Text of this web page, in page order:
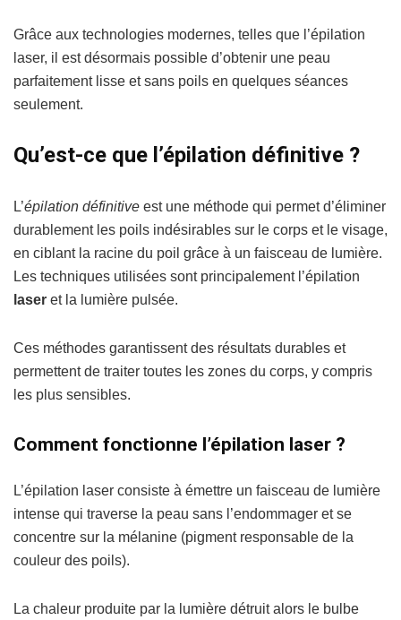
Grâce aux technologies modernes, telles que l’épilation
laser, il est désormais possible d’obtenir une peau
parfaitement lisse et sans poils en quelques séances
seulement.
Qu’est-ce que l’épilation définitive ?
L’épilation définitive est une méthode qui permet d’éliminer
durablement les poils indésirables sur le corps et le visage,
en ciblant la racine du poil grâce à un faisceau de lumière.
Les techniques utilisées sont principalement l’épilation
laser et la lumière pulsée.
Ces méthodes garantissent des résultats durables et
permettent de traiter toutes les zones du corps, y compris
les plus sensibles.
Comment fonctionne l’épilation laser ?
L’épilation laser consiste à émettre un faisceau de lumière
intense qui traverse la peau sans l’endommager et se
concentre sur la mélanine (pigment responsable de la
couleur des poils).
La chaleur produite par la lumière détruit alors le bulbe